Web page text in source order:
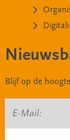
Blijf op de
E-Mail: